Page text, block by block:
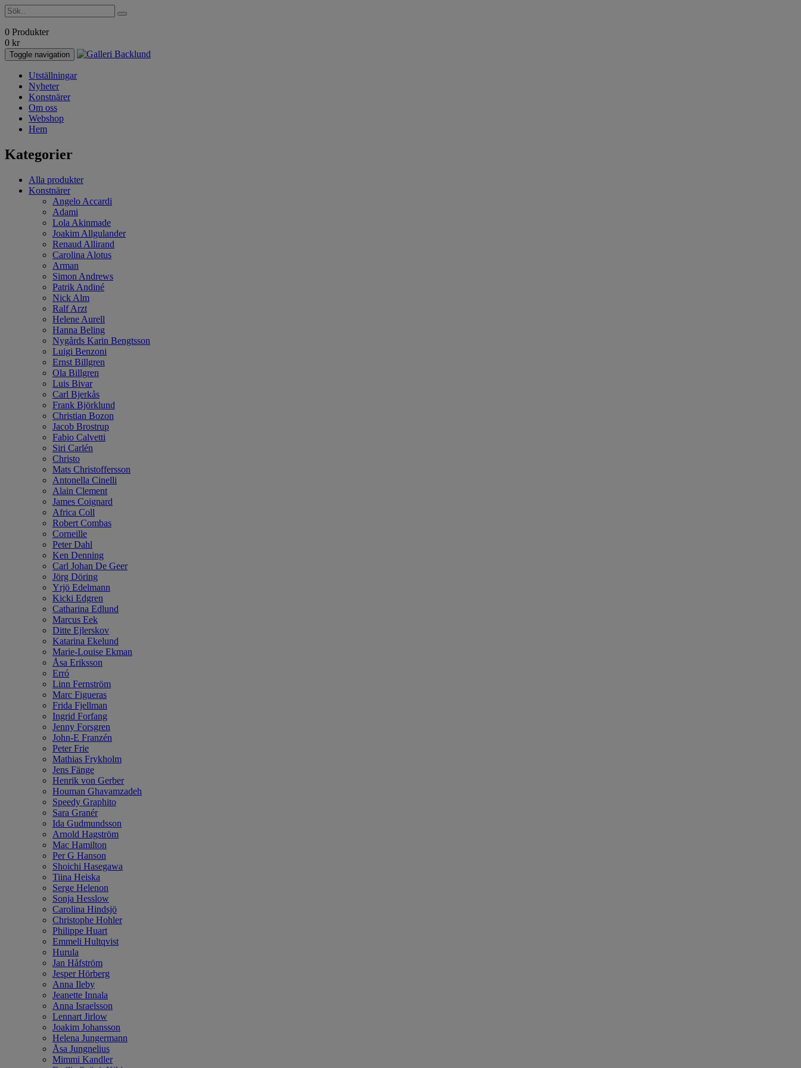
0 Produkter
0 kr
Toggle navigation
Utställningar
Nyheter
Konstnärer
Om oss
Webshop
Hem
Kategorier
Alla produkter
Konstnärer
Angelo Accardi
Adami
Lola Akinmade
Joakim Allgulander
Renaud Allirand
Carolina Alotus
Arman
Simon Andrews
Patrik Andiné
Nick Alm
Ralf Arzt
Helene Aurell
Hanna Beling
Nygårds Karin Bengtsson
Luigi Benzoni
Ernst Billgren
Ola Billgren
Luis Bivar
Carl Bjerkås
Frank Björklund
Christian Bozon
Jacob Brostrup
Fabio Calvetti
Siri Carlén
Christo
Mats Christoffersson
Antonella Cinelli
Alain Clement
James Coignard
Africa Coll
Robert Combas
Corneille
Peter Dahl
Ken Denning
Carl Johan De Geer
Jörg Döring
Yrjö Edelmann
Kicki Edgren
Catharina Edlund
Marcus Eek
Ditte Ejlerskov
Katarina Ekelund
Marie-Louise Ekman
Åsa Eriksson
Erró
Linn Fernström
Marc Figueras
Frida Fjellman
Ingrid Forfang
Jenny Forsgren
John-E Franzén
Peter Frie
Mathias Frykholm
Jens Fänge
Henrik von Gerber
Houman Ghavamzadeh
Speedy Graphito
Sara Granér
Ida Gudmundsson
Arnold Hagström
Mac Hamilton
Per G Hanson
Shoichi Hasegawa
Tiina Heiska
Serge Helenon
Sonja Hesslow
Carolina Hindsjö
Christophe Hohler
Philippe Huart
Emmeli Hultqvist
Hurula
Jan Håfström
Jesper Hörberg
Anna Ileby
Jeanette Innala
Anna Israelsson
Lennart Jirlow
Joakim Johansson
Helena Jungermann
Åsa Jungnelius
Mimmi Kandler